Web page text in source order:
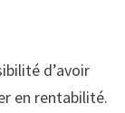
d’avoir
en rentabilité.